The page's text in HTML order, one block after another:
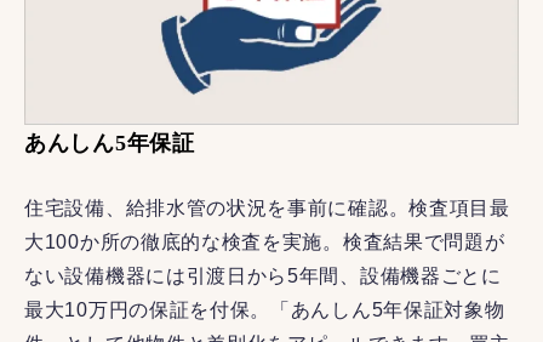
あんしん5年保証
住宅設備、給排水管の状況を事前に確認。検査項目最
大100か所の徹底的な検査を実施。検査結果で問題が
ない設備機器には引渡日から5年間、設備機器ごとに
最大10万円の保証を付保。「あんしん5年保証対象物